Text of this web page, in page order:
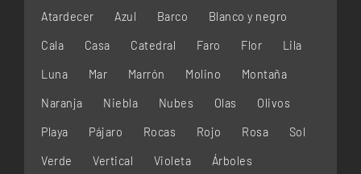
Atardecer Azul Barco Blanco y negro
Cala Casa Catedral Faro Flor Lila
Luna Mar Marrón Molino Montaña
Naranja Niebla Nubes Olas Olivos
Playa Pájaro Rocas Rojo Rosa Sol
Verde Vertical Violeta Árboles